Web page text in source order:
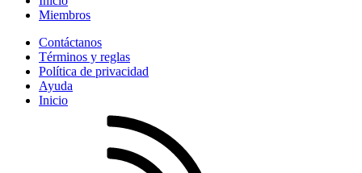
Miembros
Contáctanos
Términos y reglas
Política de privacidad
Ayuda
Inicio